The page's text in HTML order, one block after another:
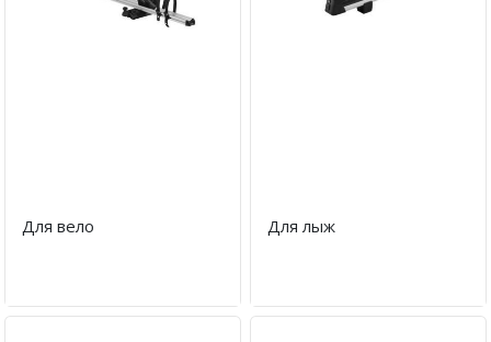
Для вело Для лыж